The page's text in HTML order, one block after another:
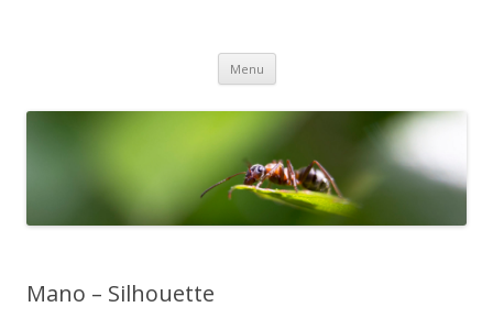
Menu Aller
contenu
Mano – Silhouette